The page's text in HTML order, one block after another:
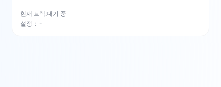
현재 트랙:대기 중
설정 ： -